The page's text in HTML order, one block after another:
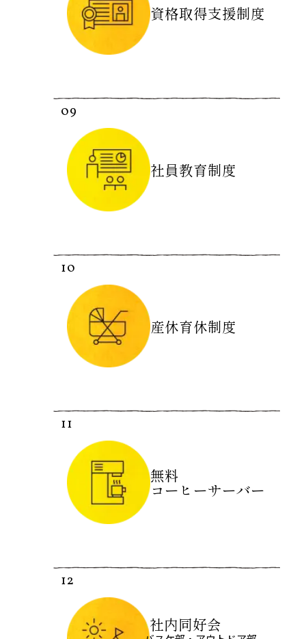
資格取得支援制度
09
社員教育制度
10
産休育休制度
11
無料
コーヒーサーバー
12
社内同好会
会社を知る職種を知る 働く環境・福利厚生